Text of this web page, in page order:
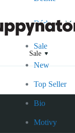
Dárky
Sale
New
Top Seller
Bio
Motivy
Sale